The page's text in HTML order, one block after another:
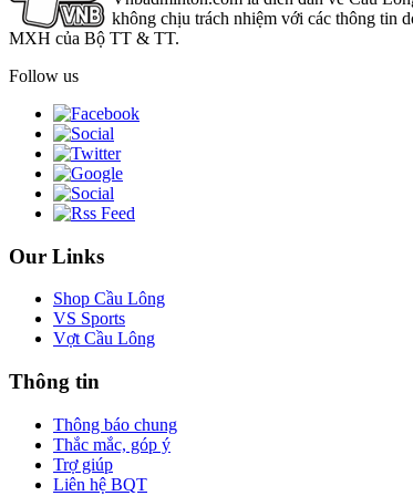
không chịu trách nhiệm với các thông tin
MXH của Bộ TT & TT.
Follow us
Our Links
Shop Cầu Lông
VS Sports
Vợt Cầu Lông
Thông tin
Thông báo chung
Thắc mắc, góp ý
Trợ giúp
Liên hệ BQT